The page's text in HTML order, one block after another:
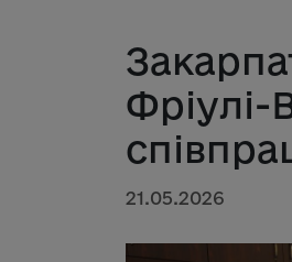
21.05.2026